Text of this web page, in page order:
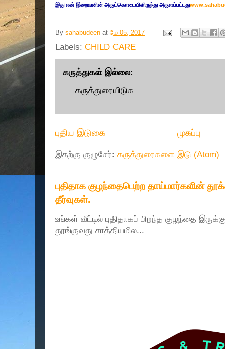
இது என் இறைவனின் அருட்கொடையிளிருந்து அருளப்பட்டது
By sahabudeen at மே 05, 2017
Labels: CHILD CARE
கருத்துகள் இல்லை:
கருத்துரையிடுக
புதிய இடுகை முகப்பு
இதற்கு குழுசேர்: கருத்துரைகளை இடு (Atom)
புதிதாக குழந்தைபெற்ற தாய்மார்களின்
தீர்வுகள்.
உங்கள் வீட்டில் புதிதாகப் பிறந்த குழந்தை
தூங்குவது சாத்தியமில...